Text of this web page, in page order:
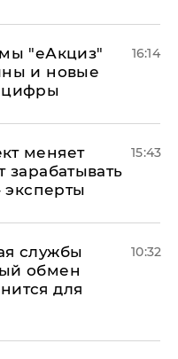
"еАкциз"
и новые
16:14
меняет
зарабатывать
эксперты
15:43
службы
обмен
для
10:32